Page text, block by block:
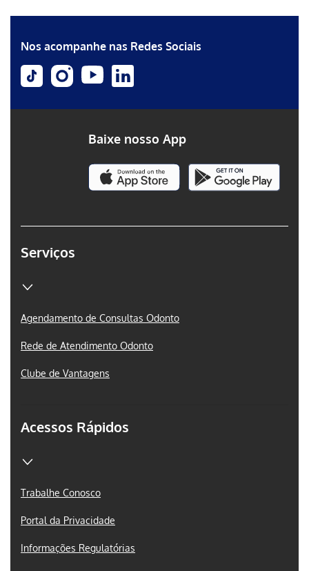
Nos acompanhe nas Redes Sociais
Serviços
Agendamento de Consultas Odonto
Rede de Atendimento Odonto
Clube de Vantagens
Acessos Rápidos
Trabalhe Conosco
Portal da Privacidade
Informações Regulatórias
Baixe nosso App